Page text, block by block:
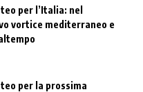
per l’Italia: nel
vortice mediterraneo e
per la prossima